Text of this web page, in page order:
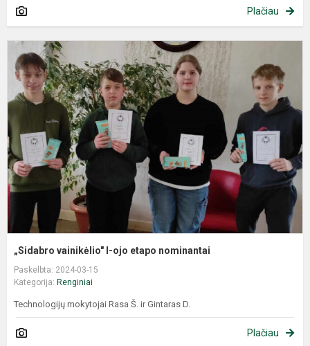
Plačiau
„Sidabro vainikėlio" I-ojo etapo nominantai
Paskelbta: 2024-03-15
Kategorija: Renginiai
Technologijų mokytojai Rasa Š. ir Gintaras D.
Plačiau